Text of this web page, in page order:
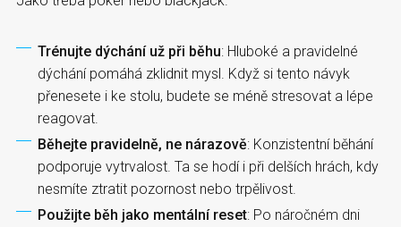
Trénujte dýchání už při běhu: Hluboké a pravidelné
dýchání pomáhá zklidnit mysl. Když si tento návyk
přenesete i ke stolu, budete se méně stresovat a lépe
reagovat.
Běhejte pravidelně, ne nárazově: Konzistentní běhání
podporuje vytrvalost. Ta se hodí i při delších hrách, kdy
nesmíte ztratit pozornost nebo trpělivost.
Použijte běh jako mentální reset: Po náročném dni